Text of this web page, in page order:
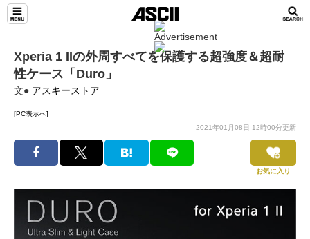
Xperia 1 IIの外周すべてを保護する超強度＆超耐
性ケース「Duro」
文● アスキーストア
[PC表示へ]
2021年01月08日 12時00分更新
お気に入り